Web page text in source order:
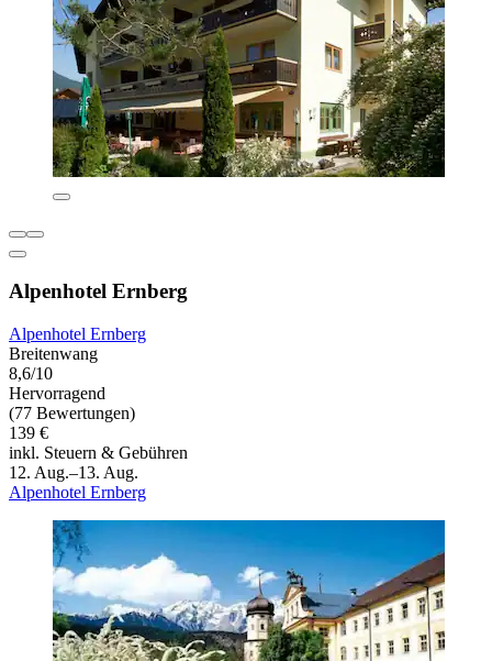
Alpenhotel Ernberg
Alpenhotel Ernberg
Breitenwang
8,6/10
Hervorragend
(77 Bewertungen)
139 €
inkl. Steuern & Gebühren
12. Aug.–13. Aug.
Alpenhotel Ernberg